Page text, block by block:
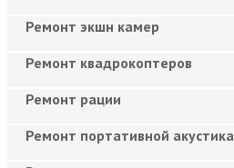
Ремонт экшн камер
Ремонт квадрокоптеров
Ремонт рации
Ремонт портативной акустика